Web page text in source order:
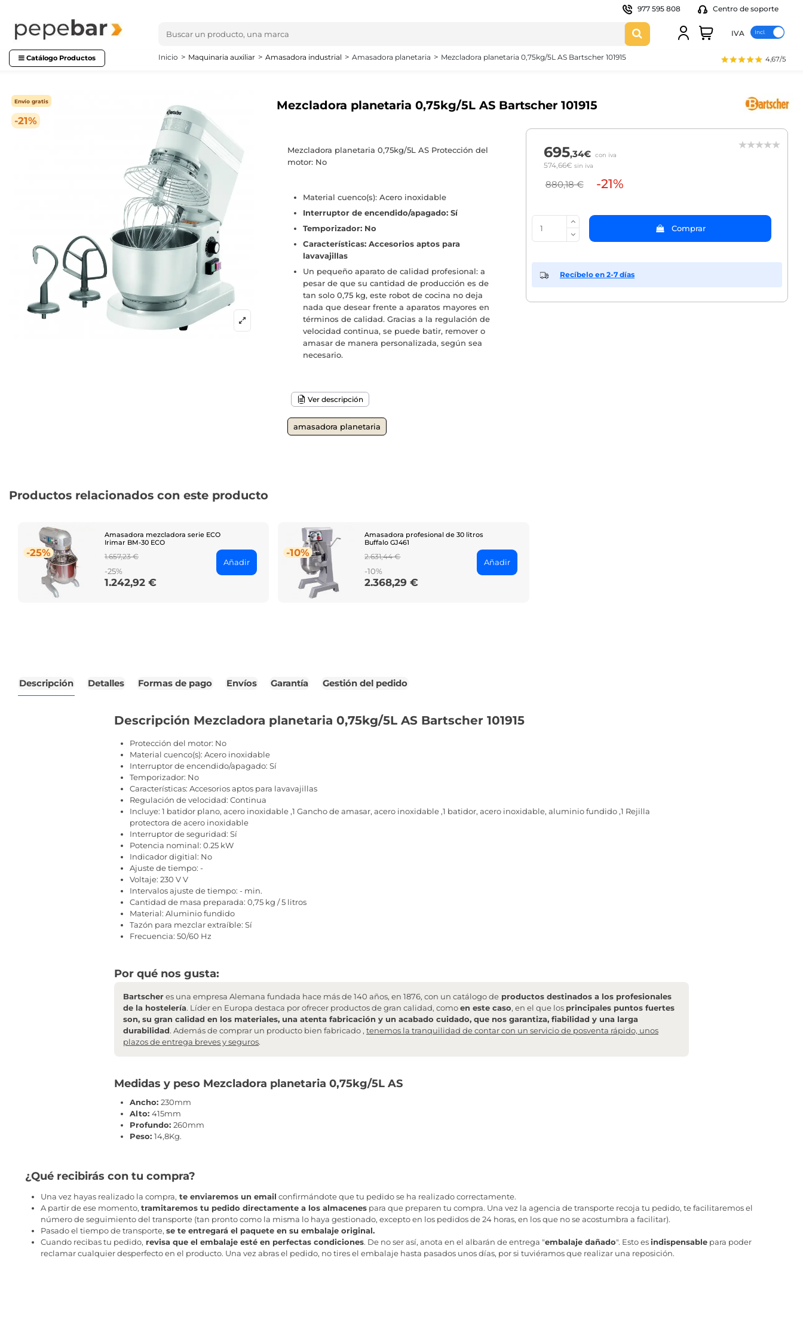
977 595 808 Centro de soporte
IVA
Catálogo Productos 4,67/5
Inicio Maquinaria auxiliar Amasadora industrial Amasadora planetaria Mezcladora planetaria 0,75kg/5L AS Bartscher 101915
-21%
Envío gratis Mezcladora planetaria 0,75kg/5L AS Bartscher 101915
Mezcladora planetaria 0,75kg/5L AS Protección del
motor: No
Material cuenco(s): Acero inoxidable
Interruptor de encendido/apagado: Sí
Temporizador: No
Características: Accesorios aptos para
lavavajillas
Un pequeño aparato de calidad profesional: a
pesar de que su cantidad de producción es de
tan solo 0,75 kg, este robot de cocina no deja
nada que desear frente a aparatos mayores en
términos de calidad. Gracias a la regulación de
velocidad continua, se puede batir, remover o
amasar de manera personalizada, según sea
necesario.
Ver descripción
amasadora planetaria
695,34€ con iva
574,66€ sin iva
880,18 € -21%
Comprar
Recíbelo en 2-7 días
Productos relacionados con este producto
-25%
Amasadora mezcladora serie ECO
Irimar BM-30 ECO
Regular
price
1.657,23 €
-25%
Price
1.242,92 €
Añadir
-10%
Amasadora profesional de 30 litros
Buffalo GJ461
Regular
price
2.631,44 €
-10%
Price
2.368,29 €
Añadir
Descripción Detalles Formas de pago Envíos Garantía Gestión del pedido
Descripción Mezcladora planetaria 0,75kg/5L AS Bartscher 101915
Protección del motor: No
Material cuenco(s): Acero inoxidable
Interruptor de encendido/apagado: Sí
Temporizador: No
Características: Accesorios aptos para lavavajillas
Regulación de velocidad: Continua
Incluye: 1 batidor plano, acero inoxidable ,1 Gancho de amasar, acero inoxidable ,1 batidor, acero inoxidable, aluminio fundido ,1 Rejilla
protectora de acero inoxidable
Interruptor de seguridad: Sí
Potencia nominal: 0.25 kW
Indicador digitial: No
Ajuste de tiempo: -
Voltaje: 230 V V
Intervalos ajuste de tiempo: - min.
Cantidad de masa preparada: 0,75 kg / 5 litros
Material: Aluminio fundido
Tazón para mezclar extraíble: Sí
Frecuencia: 50/60 Hz
Por qué nos gusta:
Bartscheres una empresa Alemana fundada hace más de 140 años, en 1876, con un catálogo de productos destinados a los profesionales
de la hostelería. Líder en Europa destaca por ofrecer productos de gran calidad, comoen este caso, en el que los principales puntos fuertes
son, su gran calidad en los materiales, una atenta fabricación y un acabado cuidado, que nos garantiza, fiabilidad y una larga
durabilidad. Además de comprar un producto bien fabricado , tenemos la tranquilidad de contar con un servicio de posventa rápido, unos
plazos de entrega breves y seguros.
Medidas y peso Mezcladora planetaria 0,75kg/5L AS
Ancho: 230mm
Alto: 415mm
Profundo: 260mm
Peso: 14,8Kg.
¿Qué recibirás con tu compra?
Una vez hayas realizado la compra, te enviaremos un email confirmándote que tu pedido se ha realizado correctamente.
A partir de ese momento, tramitaremos tu pedido directamente a los almacenespara que preparen tu compra. Una vez la agencia de transporte recoja tu pedido, te facilitaremos el
número de seguimiento del transporte (tan pronto como la misma lo haya gestionado, excepto en los pedidos de 24 horas, en los que no se acostumbra a facilitar).
Pasado el tiempo de transporte, se te entregará el paquete en su embalaje original.
Cuando recibas tu pedido, revisa que el embalaje esté en perfectas condiciones. De no ser así, anota en el albarán de entrega "embalaje dañado". Esto esindispensablepara poder
reclamar cualquier desperfecto en el producto. Una vez abras el pedido, no tires el embalaje hasta pasados unos días, por si tuviéramos que realizar una reposición.